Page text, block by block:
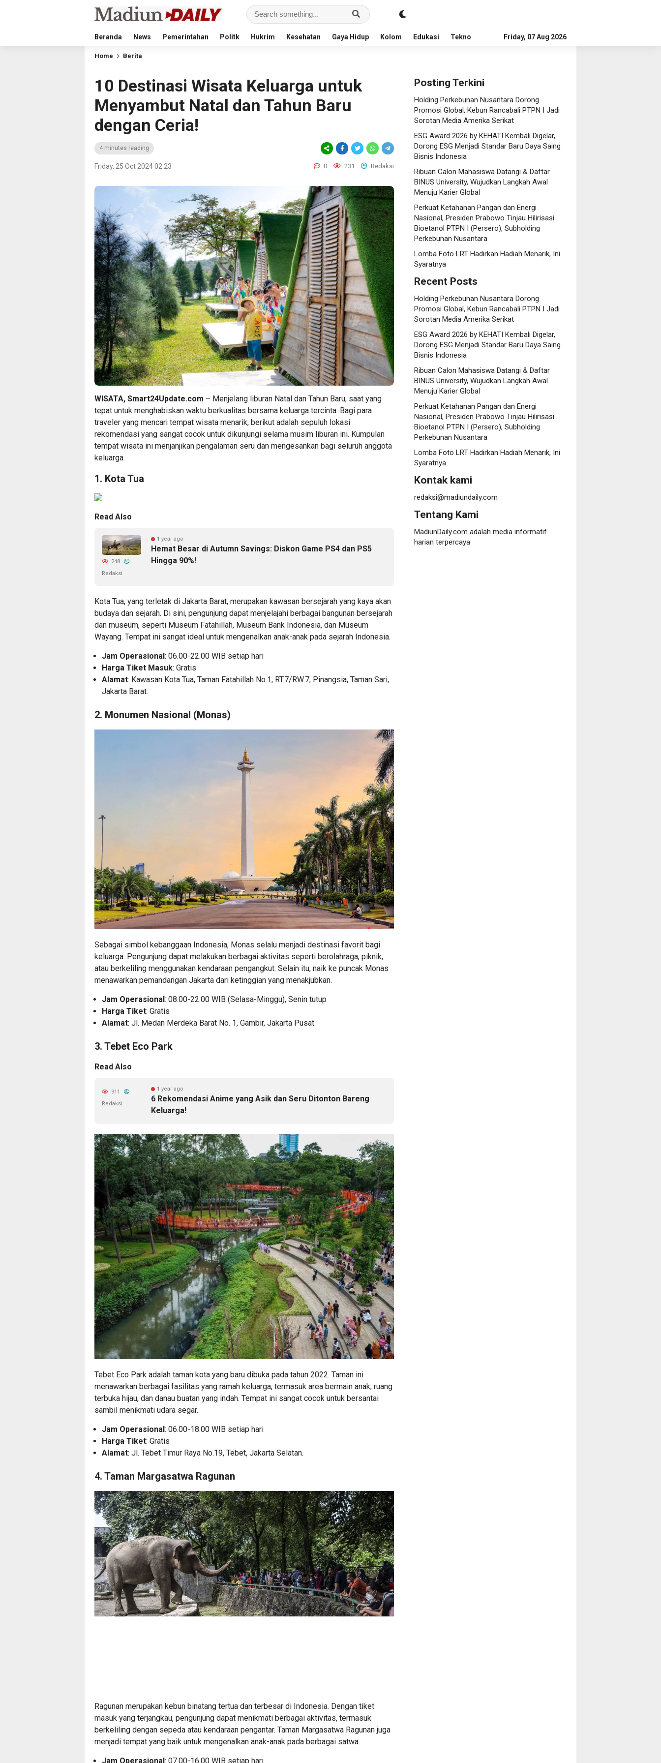
Beranda News Pemerintahan Politk Hukrim Kesehatan Gaya Hidup Kolom Edukasi Tekno Editorial Advertorial
Friday, 07 Aug 2026
Home Berita
10 Destinasi Wisata Keluarga untuk
Menyambut Natal dan Tahun Baru
dengan Ceria!
4 minutes reading
Friday, 25 Oct 2024 02:23 0 231 Redaksi
WISATA, Smart24Update.com – Menjelang liburan Natal dan Tahun Baru, saat yang
tepat untuk menghabiskan waktu berkualitas bersama keluarga tercinta. Bagi para
traveler yang mencari tempat wisata menarik, berikut adalah sepuluh lokasi
rekomendasi yang sangat cocok untuk dikunjungi selama musim liburan ini. Kumpulan
tempat wisata ini menjanjikan pengalaman seru dan mengesankan bagi seluruh anggota
keluarga.
1. Kota Tua
Read Also
1 year ago
Hemat Besar di Autumn Savings: Diskon Game PS4 dan PS5
Hingga 90%!
248
Redaksi
Kota Tua, yang terletak di Jakarta Barat, merupakan kawasan bersejarah yang kaya akan
budaya dan sejarah. Di sini, pengunjung dapat menjelajahi berbagai bangunan bersejarah
dan museum, seperti Museum Fatahillah, Museum Bank Indonesia, dan Museum
Wayang. Tempat ini sangat ideal untuk mengenalkan anak-anak pada sejarah Indonesia.
Jam Operasional: 06.00-22.00 WIB setiap hari
Harga Tiket Masuk: Gratis
Alamat: Kawasan Kota Tua, Taman Fatahillah No.1, RT.7/RW.7, Pinangsia, Taman Sari,
Jakarta Barat.
2. Monumen Nasional (Monas)
Sebagai simbol kebanggaan Indonesia, Monas selalu menjadi destinasi favorit bagi
keluarga. Pengunjung dapat melakukan berbagai aktivitas seperti berolahraga, piknik,
atau berkeliling menggunakan kendaraan pengangkut. Selain itu, naik ke puncak Monas
menawarkan pemandangan Jakarta dari ketinggian yang menakjubkan.
Jam Operasional: 08.00-22.00 WIB (Selasa-Minggu), Senin tutup
Harga Tiket: Gratis
Alamat: Jl. Medan Merdeka Barat No. 1, Gambir, Jakarta Pusat.
3. Tebet Eco Park
Read Also
1 year ago
6 Rekomendasi Anime yang Asik dan Seru Ditonton Bareng
Keluarga!
911
Redaksi
Tebet Eco Park adalah taman kota yang baru dibuka pada tahun 2022. Taman ini
menawarkan berbagai fasilitas yang ramah keluarga, termasuk area bermain anak, ruang
terbuka hijau, dan danau buatan yang indah. Tempat ini sangat cocok untuk bersantai
sambil menikmati udara segar.
Jam Operasional: 06.00-18.00 WIB setiap hari
Harga Tiket: Gratis
Alamat: Jl. Tebet Timur Raya No.19, Tebet, Jakarta Selatan.
4. Taman Margasatwa Ragunan
Ragunan merupakan kebun binatang tertua dan terbesar di Indonesia. Dengan tiket
masuk yang terjangkau, pengunjung dapat menikmati berbagai aktivitas, termasuk
berkeliling dengan sepeda atau kendaraan pengantar. Taman Margasatwa Ragunan juga
menjadi tempat yang baik untuk mengenalkan anak-anak pada berbagai satwa.
Jam Operasional: 07.00-16.00 WIB setiap hari
Posting Terkini
Holding Perkebunan Nusantara Dorong
Promosi Global, Kebun Rancabali PTPN I Jadi
Sorotan Media Amerika Serikat
ESG Award 2026 by KEHATI Kembali Digelar,
Dorong ESG Menjadi Standar Baru Daya Saing
Bisnis Indonesia
Ribuan Calon Mahasiswa Datangi & Daftar
BINUS University, Wujudkan Langkah Awal
Menuju Karier Global
Perkuat Ketahanan Pangan dan Energi
Nasional, Presiden Prabowo Tinjau Hilirisasi
Bioetanol PTPN I (Persero), Subholding
Perkebunan Nusantara
Lomba Foto LRT Hadirkan Hadiah Menarik, Ini
Syaratnya
Recent Posts
Holding Perkebunan Nusantara Dorong
Promosi Global, Kebun Rancabali PTPN I Jadi
Sorotan Media Amerika Serikat
ESG Award 2026 by KEHATI Kembali Digelar,
Dorong ESG Menjadi Standar Baru Daya Saing
Bisnis Indonesia
Ribuan Calon Mahasiswa Datangi & Daftar
BINUS University, Wujudkan Langkah Awal
Menuju Karier Global
Perkuat Ketahanan Pangan dan Energi
Nasional, Presiden Prabowo Tinjau Hilirisasi
Bioetanol PTPN I (Persero), Subholding
Perkebunan Nusantara
Lomba Foto LRT Hadirkan Hadiah Menarik, Ini
Syaratnya
Kontak kami
redaksi@madiundaily.com
Tentang Kami
MadiunDaily.com adalah media informatif
harian terpercaya